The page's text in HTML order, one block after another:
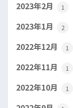
2023年2月 1
2023年1月 2
2022年12月 1
2022年11月 1
2022年10月 1